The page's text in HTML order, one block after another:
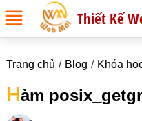
Thiết Kế
Trang chủ Blog Khóa
Hàm